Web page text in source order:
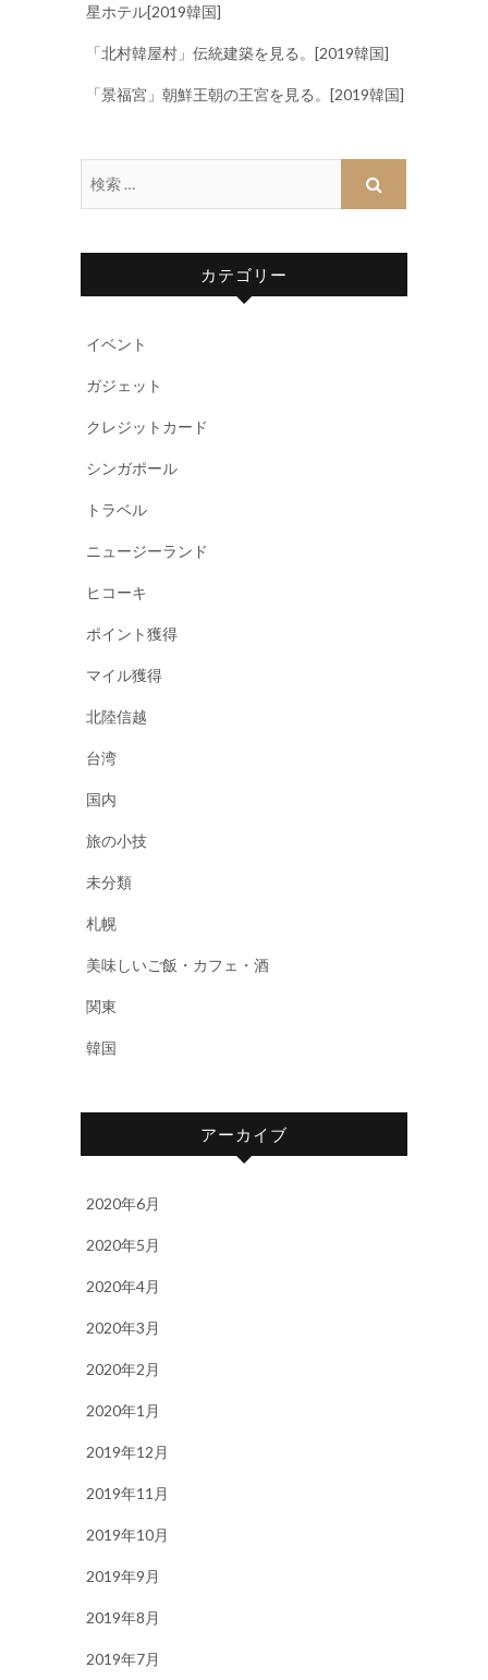
星ホテル[2019韓国]
「北村韓屋村」伝統建築を見る。[2019韓国]
「景福宮」朝鮮王朝の王宮を見る。[2019韓国]
カテゴリー
イベント
ガジェット
クレジットカード
シンガポール
トラベル
ニュージーランド
ヒコーキ
ポイント獲得
マイル獲得
北陸信越
台湾
国内
旅の小技
未分類
札幌
美味しいご飯・カフェ・酒
関東
韓国
アーカイブ
2020年6月
2020年5月
2020年4月
2020年3月
2020年2月
2020年1月
2019年12月
2019年11月
2019年10月
2019年9月
2019年8月
2019年7月